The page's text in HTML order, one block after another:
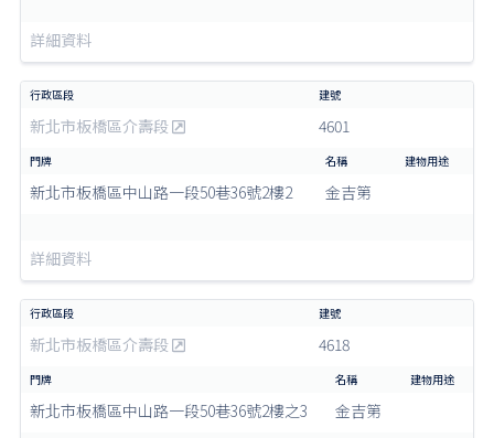
詳細資料
新北市板橋區介壽段 4601
新北市板橋區中山路一段50巷36號2樓2 金吉第
詳細資料
新北市板橋區介壽段 4618
新北市板橋區中山路一段50巷36號2樓之3 金吉第